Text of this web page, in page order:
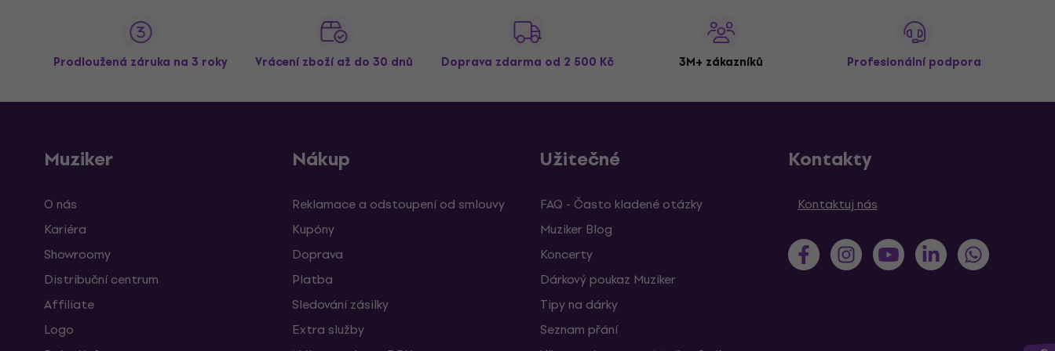
Prodloužená záruka na 3 roky Vrácení zboží až do 30 dnů Doprava zdarma od 2 500 Kč 3M+ zákazníků Profesionální podpora
Muziker
O nás
Kariéra
Showroomy
Distribuční centrum
Affiliate
Logo
Nákup
Reklamace a odstoupení od smlouvy
Kupóny
Doprava
Platba
Sledování zásilky
Extra služby
Užitečné
FAQ - Často kladené otázky
Muziker Blog
Koncerty
Dárkový poukaz Muziker
Tipy na dárky
Seznam přání
Kontakty
Kontaktuj nás